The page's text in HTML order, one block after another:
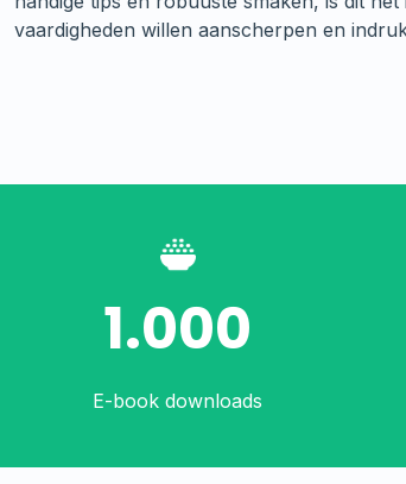
vaardigheden willen aanscherpen en
1.000
E-book downloads